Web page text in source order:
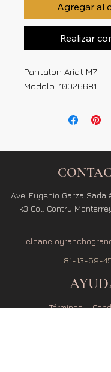
Agregar al
Realizar
Pantalon Ariat M7
Modelo: 10026681
Ave. Eugenio Garza
k3 Col. Contry
81-13-59-
Términos y